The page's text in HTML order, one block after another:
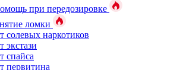
при передозировке
ломки
солевых наркотиков
экстази
спайса
первитина